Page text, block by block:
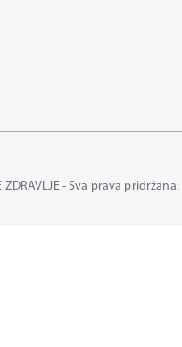
- Sva prava pridržana. |